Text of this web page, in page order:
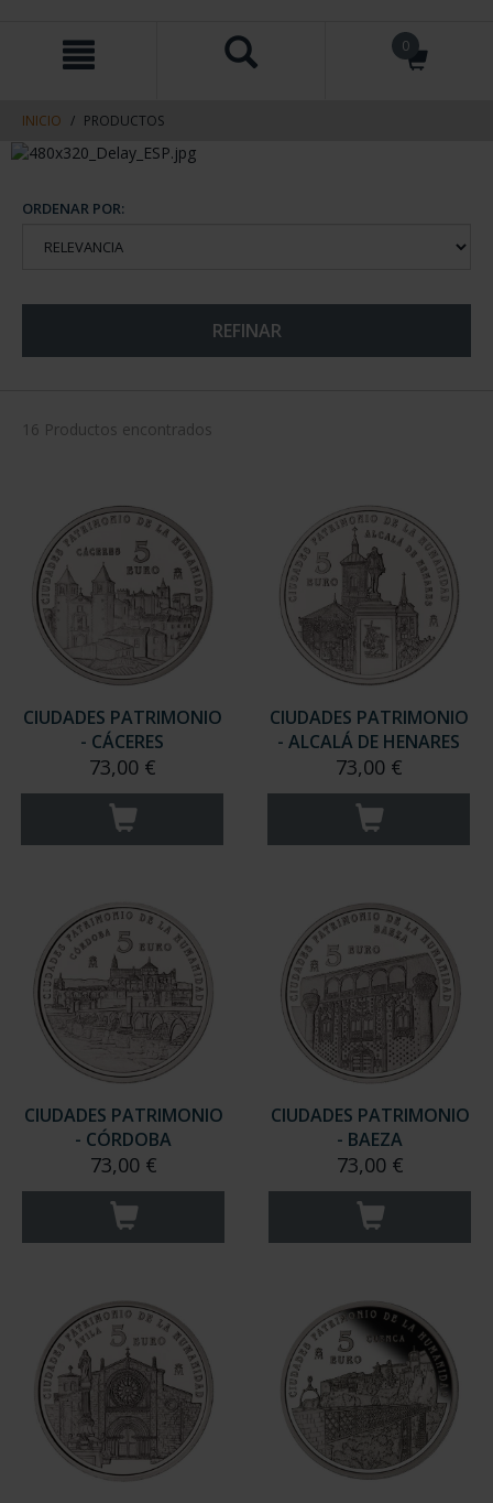
contenido
navegacin
0
INICIO PRODUCTOS
ORDENAR POR:
REFINAR
16 Productos encontrados
CIUDADES PATRIMONIO
- CÁCERES
73,00 €
CIUDADES PATRIMONIO
- ALCALÁ DE HENARES
73,00 €
CIUDADES PATRIMONIO
- CÓRDOBA
73,00 €
CIUDADES PATRIMONIO
- BAEZA
73,00 €